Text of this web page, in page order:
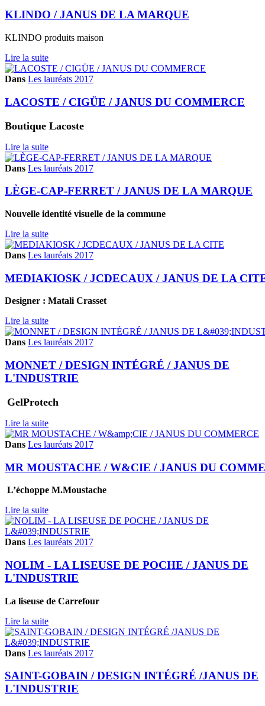
KLINDO / JANUS DE LA MARQUE
KLINDO produits maison
Lire la suite
Dans Les lauréats 2017
LACOSTE / CIGÜE / JANUS DU COMMERCE
Boutique Lacoste
Lire la suite
Dans Les lauréats 2017
LÈGE-CAP-FERRET / JANUS DE LA MARQUE
Nouvelle identité visuelle de la commune
Lire la suite
Dans Les lauréats 2017
MEDIAKIOSK / JCDECAUX / JANUS DE LA
Designer : Matali Crasset
Lire la suite
Dans Les lauréats 2017
MONNET / DESIGN INTÉGRÉ / JANUS DE
L'INDUSTRIE
GelProtech
Lire la suite
Dans Les lauréats 2017
MR MOUSTACHE / W&CIE / JANUS DU
L’échoppe M.Moustache
Lire la suite
Dans Les lauréats 2017
NOLIM - LA LISEUSE DE POCHE / JANUS DE
L'INDUSTRIE
La liseuse de Carrefour
Lire la suite
Dans Les lauréats 2017
SAINT-GOBAIN / DESIGN INTÉGRÉ /JANUS DE
L'INDUSTRIE